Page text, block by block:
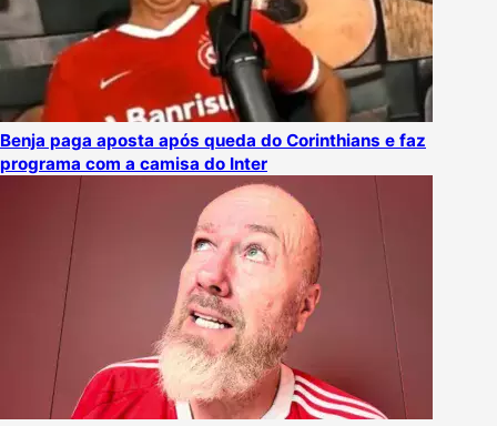
Benja paga aposta após queda do Corinthians e faz
programa com a camisa do Inter